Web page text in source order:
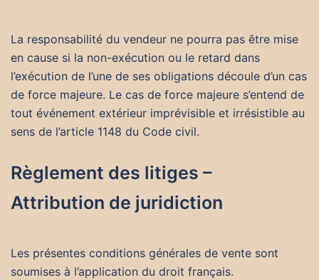
La responsabilité du vendeur ne pourra pas être mise
en cause si la non-exécution ou le retard dans
l’exécution de l’une de ses obligations découle d’un cas
de force majeure. Le cas de force majeure s’entend de
tout événement extérieur imprévisible et irrésistible au
sens de l’article 1148 du Code civil.
Règlement des litiges –
Attribution de juridiction
Les présentes conditions générales de vente sont
soumises à l’application du droit français.